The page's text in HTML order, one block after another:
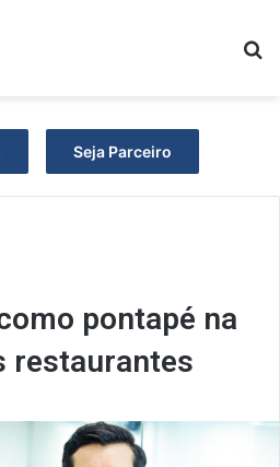
Seja Parceiro
pontapé na
restaurantes